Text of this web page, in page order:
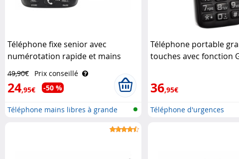
Téléphone fixe senior avec
numérotation rapide et mains
libres XLF-30 Simvalley
Communications
49,90€ Prix conseillé
24,95€ -50 %
Téléphone mains libres à grande
Téléphone portable
touches avec fonction
36,95€
Téléphone d'urgences